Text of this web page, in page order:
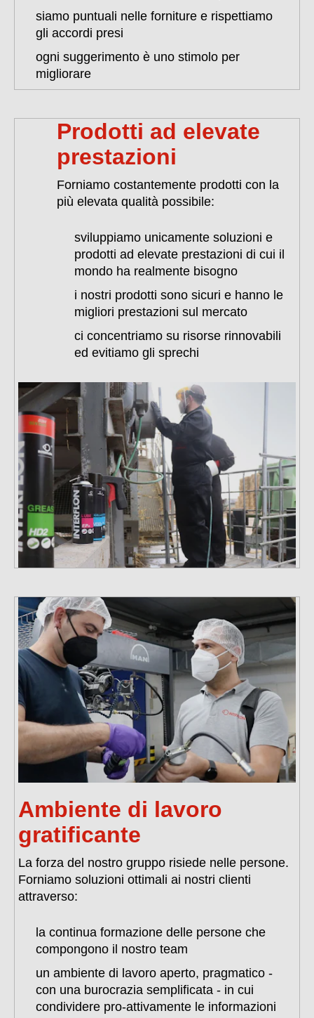
siamo puntuali nelle forniture e rispettiamo
gli accordi presi
ogni suggerimento è uno stimolo per
migliorare
Prodotti ad elevate
prestazioni
Forniamo costantemente prodotti con la
più elevata qualità possibile:
sviluppiamo unicamente soluzioni e
prodotti ad elevate prestazioni di cui il
mondo ha realmente bisogno
i nostri prodotti sono sicuri e hanno le
migliori prestazioni sul mercato
ci concentriamo su risorse rinnovabili
ed evitiamo gli sprechi
Ambiente di lavoro
gratificante
La forza del nostro gruppo risiede nelle persone.
Forniamo soluzioni ottimali ai nostri clienti
attraverso:
la continua formazione delle persone che
compongono il nostro team
un ambiente di lavoro aperto, pragmatico -
con una burocrazia semplificata - in cui
condividere pro-attivamente le informazioni